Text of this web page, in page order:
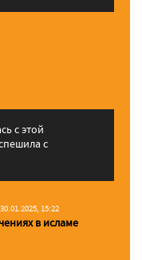
с этой
с
15:22
в исламе